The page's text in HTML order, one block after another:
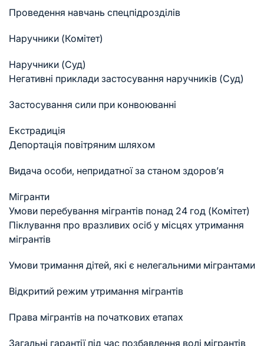
Проведення навчань спецпідрозділів
Наручники (Комітет)
Наручники (Суд)
Негативні приклади застосування наручників (Суд)
Застосування сили при конвоюванні
Екстрадиція
Депортація повітряним шляхом
Видача особи, непридатної за станом здоров’я
Мігранти
Умови перебування мігрантів понад 24 год (Комітет)
Піклування про вразливих осіб у місцях утримання
мігрантів
Умови тримання дітей, які є нелегальними мігрантами
Відкритий режим утримання мігрантів
Права мігрантів на початкових етапах
Загальні гарантії під час позбавлення волі мігрантів